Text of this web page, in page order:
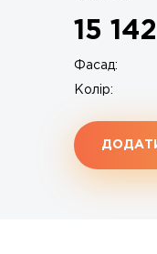
15 142
Фасад:
Колір: